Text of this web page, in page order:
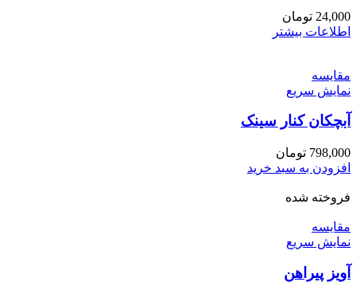
24,000 تومان
اطلاعات بیشتر
مقايسه
نمایش سریع
آبچکان کنار سینک
798,000 تومان
افزودن به سبد خرید
فروخته شده
مقايسه
نمایش سریع
آویز پیراهن